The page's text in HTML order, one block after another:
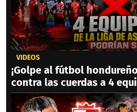
VIDEOS
¡Golpe al fútbol
contra las cuerdas a 4